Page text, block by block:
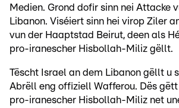
Medien. Grond dofir sinn nei Attacke
Libanon. Viséiert sinn hei virop Ziler
vun der Haaptstad Beirut, deen als
pro-iranescher Hisbollah-Miliz gëllt.
Tëscht Israel an dem Libanon gëllt u
Abrëll eng offiziell Wafferou. Dës
pro-iranescher Hisbollah-Miliz net